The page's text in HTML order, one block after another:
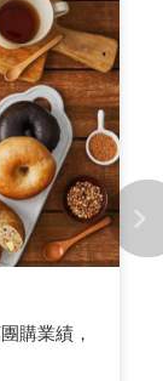
體
策略，以互
化